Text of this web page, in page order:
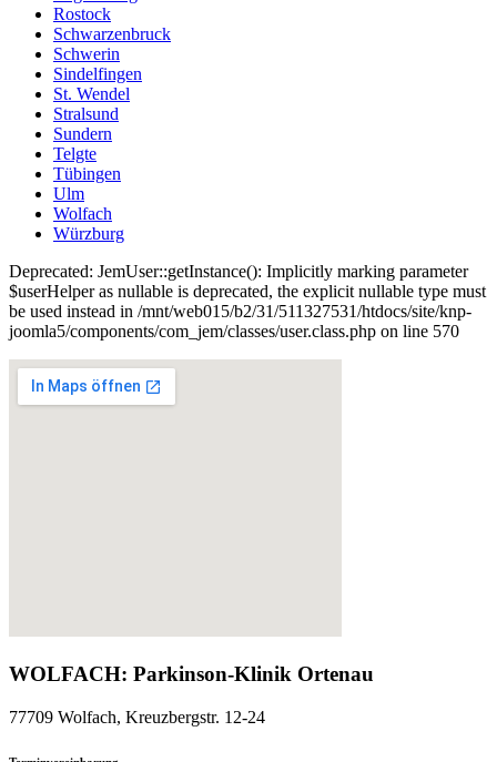
Rostock
Schwarzenbruck
Schwerin
Sindelfingen
St. Wendel
Stralsund
Sundern
Telgte
Tübingen
Ulm
Wolfach
Würzburg
Deprecated: JemUser::getInstance(): Implicitly marking parameter
$userHelper as nullable is deprecated, the explicit nullable type must
be used instead in /mnt/web015/b2/31/511327531/htdocs/site/knp-
joomla5/components/com_jem/classes/user.class.php on line 570
WOLFACH: Parkinson-Klinik Ortenau
77709 Wolfach, Kreuzbergstr. 12-24